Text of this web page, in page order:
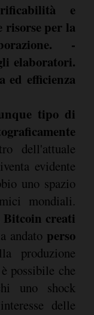
e
per la
-
elaboratori.
ed efficienza
tipo di
dell'attuale
evidente
uno spazio
mondiali.
creati
andato perso
possibile che
uno shock
delle